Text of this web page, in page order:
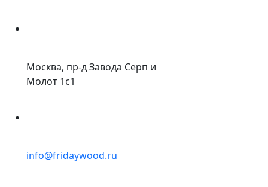
Москва, пр-д Завода Серп и
Молот 1с1
info@fridaywood.ru